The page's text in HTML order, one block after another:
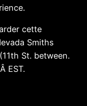
cette
Smiths
St. between.
EST.